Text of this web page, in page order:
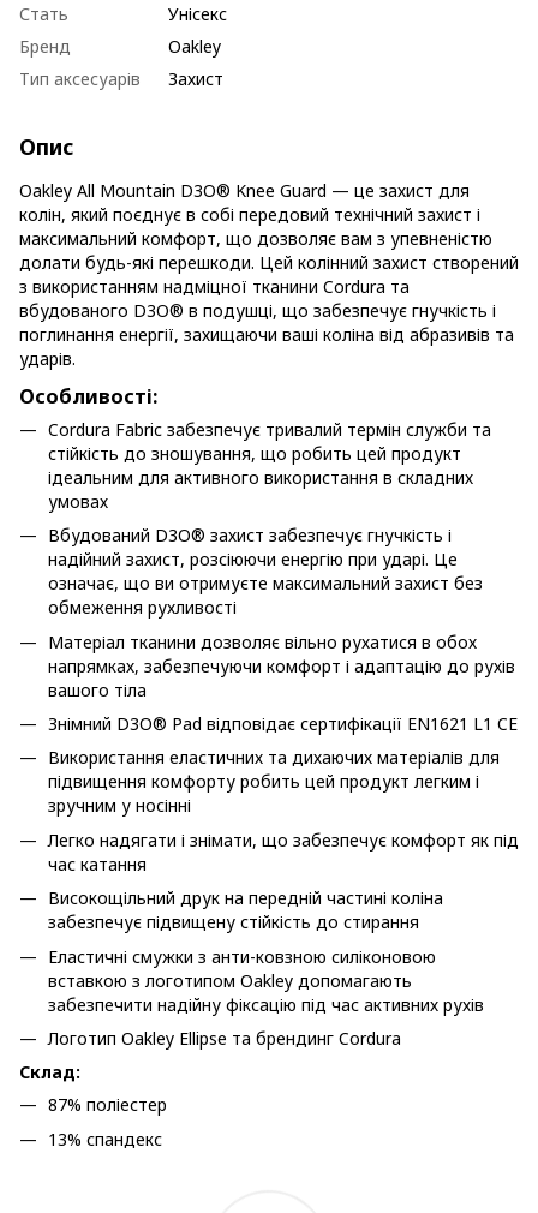
Стать
Унісекс
Бренд
Oakley
Тип аксесуарів
Захист
Опис
Oakley All Mountain D3O® Knee Guard — це захист для
колін, який поєднує в собі передовий технічний захист і
максимальний комфорт, що дозволяє вам з упевненістю
долати будь-які перешкоди. Цей колінний захист створений
з використанням надміцної тканини Cordura та
вбудованого D3O® в подушці, що забезпечує гнучкість і
поглинання енергії, захищаючи ваші коліна від абразивів та
ударів.
Особливості:
Cordura Fabric забезпечує тривалий термін служби та
стійкість до зношування, що робить цей продукт
ідеальним для активного використання в складних
умовах
Вбудований D3O® захист забезпечує гнучкість і
надійний захист, розсіюючи енергію при ударі. Це
означає, що ви отримуєте максимальний захист без
обмеження рухливості
Матеріал тканини дозволяє вільно рухатися в обох
напрямках, забезпечуючи комфорт і адаптацію до рухів
вашого тіла
Знімний D3O® Pad відповідає сертифікації EN1621 L1 CE
Використання еластичних та дихаючих матеріалів для
підвищення комфорту робить цей продукт легким і
зручним у носінні
Легко надягати і знімати, що забезпечує комфорт як під
час катання
Високощільний друк на передній частині коліна
забезпечує підвищену стійкість до стирання
Еластичні смужки з анти-ковзною силіконовою
вставкою з логотипом Oakley допомагають
забезпечити надійну фіксацію під час активних рухів
Логотип Oakley Ellipse та брендинг Cordura
Склад:
87% поліестер
13% спандекс